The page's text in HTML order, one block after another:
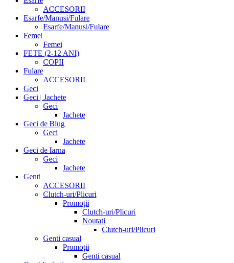
ACCESORII
Esarfe/Manusi/Fulare
Esarfe/Manusi/Fulare
Femei
Femei
FETE (2-12 ANI)
COPII
Fulare
ACCESORII
Geci
Geci | Jachete
Geci
Jachete
Geci de Blug
Geci
Jachete
Geci de Iarna
Geci
Jachete
Genti
ACCESORII
Clutch-uri/Plicuri
Promoții
Clutch-uri/Plicuri
Noutati
Clutch-uri/Plicuri
Genti casual
Promoții
Genti casual